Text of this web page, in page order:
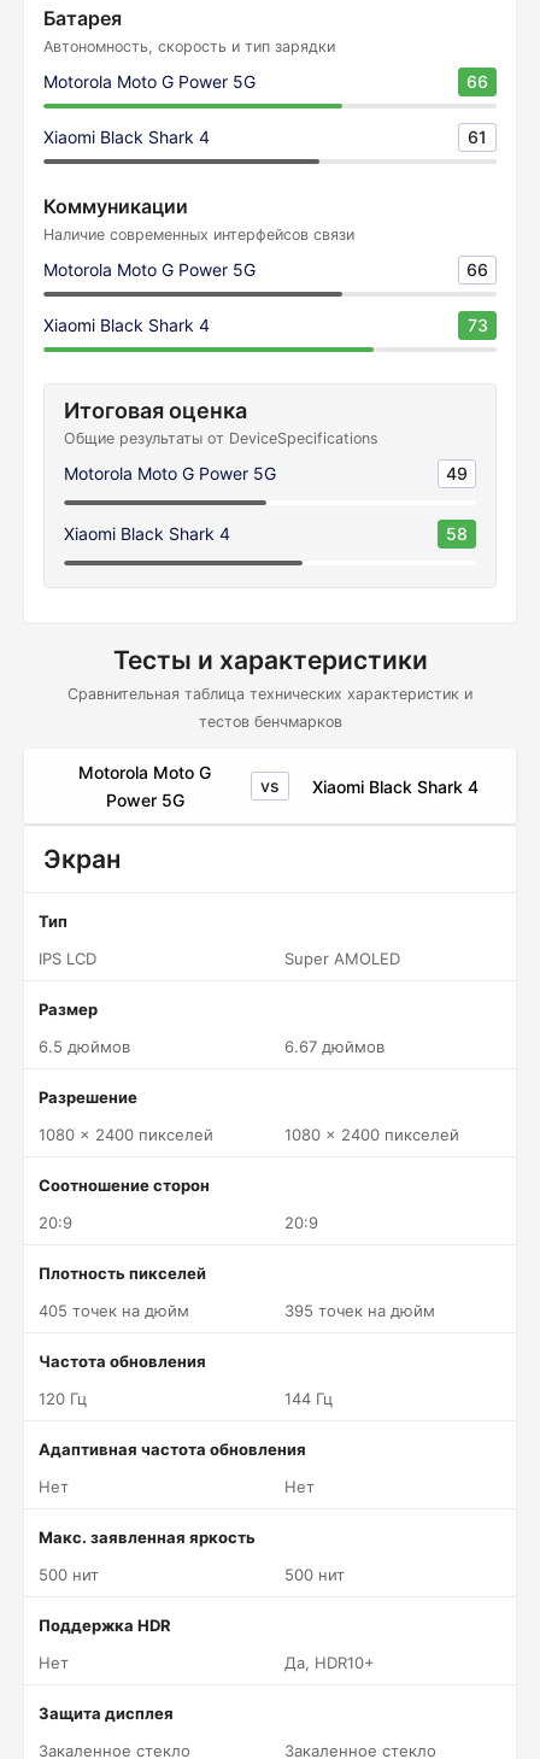
Батарея
Автономность, скорость и тип зарядки
Motorola Moto G Power 5G 66
Xiaomi Black Shark 4 61
Коммуникации
Наличие современных интерфейсов связи
Motorola Moto G Power 5G 66
Xiaomi Black Shark 4 73
Итоговая оценка
Общие результаты от DeviceSpecifications
Motorola Moto G Power 5G 49
Xiaomi Black Shark 4 58
Тесты и характеристики
Сравнительная таблица технических характеристик и
тестов бенчмарков
Motorola Moto G
Power 5G
vs Xiaomi Black Shark 4
Экран
Тип
IPS LCD
Super AMOLED
Размер
6.5 дюймов
6.67 дюймов
Разрешение
1080 x 2400 пикселей
1080 x 2400 пикселей
Соотношение сторон
20:9
20:9
Плотность пикселей
405 точек на дюйм
395 точек на дюйм
Частота обновления
120 Гц
144 Гц
Адаптивная частота обновления
Нет
Нет
Макс. заявленная яркость
500 нит
500 нит
Поддержка HDR
Нет
Да, HDR10+
Защита дисплея
Закаленное стекло
Закаленное стекло